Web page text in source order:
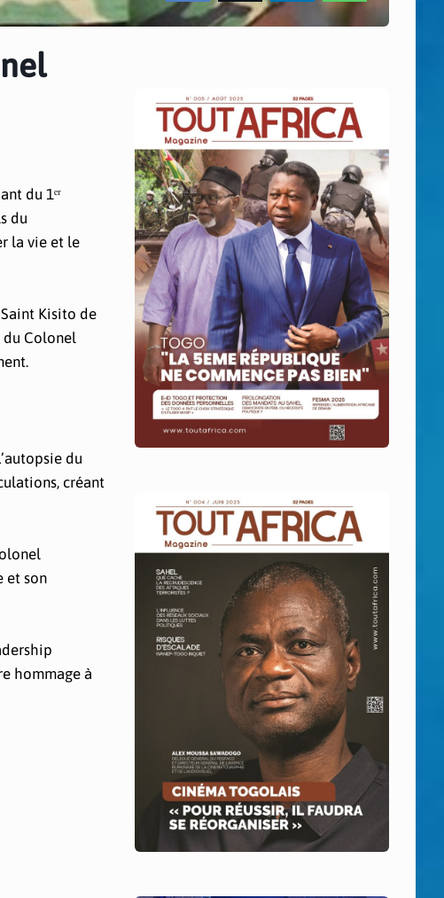
du 1ᵉʳ
du
la vie et le
Kisito de
du Colonel
du
créant
et son
hommage à